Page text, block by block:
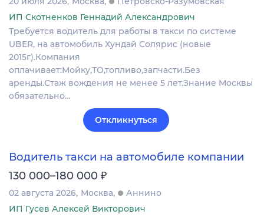
ИП Скотненков Геннадий Александрович
Требуется водитель для работы в такси по системе
UBER, на автомобиль Хундай Солярис (новые
2015г).Компания
оплачивает:Мойку,ТО,топливо,запчасти.Без
аренды.Стаж вождения не менее 5 лет.Знание Москвы
обязательно…
Откликнуться
Водитель такси на автомобиле компании
130 000–180 000 ₽
02 августа 2026 Москва
Аннино
ИП Гусев Алексей Викторович